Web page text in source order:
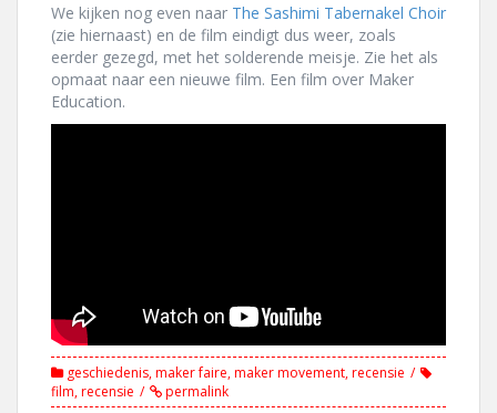
We kijken nog even naar The Sashimi Tabernakel Choir
(zie hiernaast) en de film eindigt dus weer, zoals
eerder gezegd, met het solderende meisje. Zie het als
opmaat naar een nieuwe film. Een film over Maker
Education.
geschiedenis,maker faire,maker movement,recensie
film,recensie permalink